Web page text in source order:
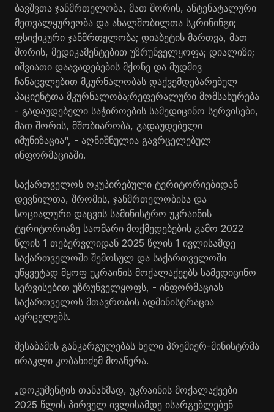
ბავშვთა ჯანმრთელობა, მათ შორის, ანტენატალური
მეთვალყურეობა და ახალშობილთა სკრინინგი;
ფსიქიკური ჯანმრთელობა; დიაბეტის მართვა, მათ
შორის, მედიკამენტებით უზრუნველყოფა; დიალიზი;
იშვიათი დაავადებების მქონე და მუდმივ
ჩანაცვლებით მკურნალობას დაქვემდებარებულ
პაციენტთა მკურნალობა;რეფერალური მომსახურება
- გადაუდებელი საჭიროების სამედიცინო სერვისები,
მათ შორის, მშობიარობა, გადაუდებელი
იმუნიზაცია“, - აღნიშნულია გავრცელებულ
ინფორმაციაში.
საქართველოს ოკუპირებული ტერიტორიებიდან
დევნილთა, შრომის, ჯანმრთელობისა და
სოციალური დაცვის სამინისტრო უკრაინის
ტერიტორიაზე საომარი მოქმედებების გამო 2022
წლის 1 თებერვლიდან 2025 წლის 1 ივლისამდე
საქართველოში შემოსულ და საქართველოში
უწყვეტად მყოფ უკრაინის მოქალაქეებს სამედიცინო
სერვისებით უზრუნველყოფს, - ინფორმაციას
საქართველოს მთავრობის ადმინისტრაცია
ავრცელებს.
შესაბამის განკარგულებას ხელი პრემიერ-მინისტრმა
ირაკლი კობახიძემ მოაწერა.
„დოკუმენტის თანახმად, უკრაინის მოქალაქეები
2025 წლის პირველ ივლისამდე ისარგებლებენ